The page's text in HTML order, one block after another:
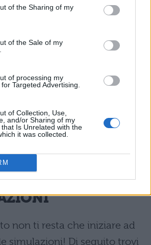
of the Sharing of my
of the Sale of my
of processing my
Targeted Advertising.
of Collection, Use,
and/or Sharing of my
Is Unrelated with the
it was collected.
completamente
di ECDL ed è
al libretto universitario
possibile aggiungere mano
le competenze che il
della Skills Card ECDL ha
certificare.
ECDL:
ONLINE ED
non ti resta che iniziare ad
simulazioni! Di seguito trovi